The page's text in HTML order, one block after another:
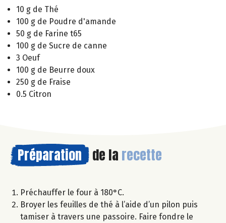
10 g de Thé
100 g de Poudre d'amande
50 g de Farine t65
100 g de Sucre de canne
3 Oeuf
100 g de Beurre doux
250 g de Fraise
0.5 Citron
Préparation de la recette
Préchauffer le four à 180°C.
Broyer les feuilles de thé à l’aide d’un pilon puis
tamiser à travers une passoire. Faire fondre le